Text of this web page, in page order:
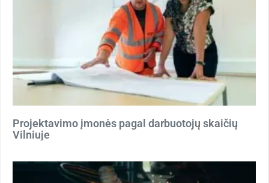
Projektavimo įmonės pagal darbuotojų skaičių
Vilniuje